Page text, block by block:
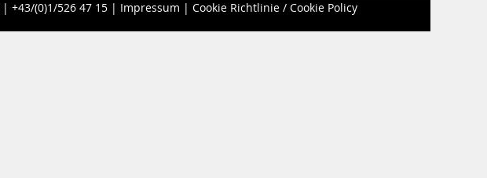
| +43/(0)1/526 47 15 | Impressum | Cookie Richtlinie / Cookie Policy